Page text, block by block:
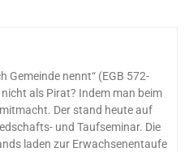
Gemeinde nennt“ (EGB 572-
als Pirat? Indem man beim
Der stand heute auf
und Taufseminar. Die
laden zur Erwachsenentaufe